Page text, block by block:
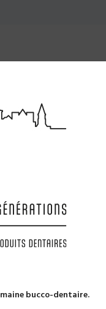
bucco-dentaire.
MARQUES